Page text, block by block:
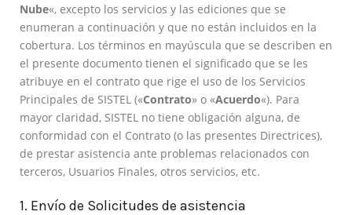
Nube«, excepto los servicios y las ediciones que se
enumeran a continuación y que no están incluidos en la
cobertura. Los términos en mayúscula que se describen en
el presente documento tienen el significado que se les
atribuye en el contrato que rige el uso de los Servicios
Principales de SISTEL («Contrato» o «Acuerdo«). Para
mayor claridad, SISTEL no tiene obligación alguna, de
conformidad con el Contrato (o las presentes Directrices),
de prestar asistencia ante problemas relacionados con
terceros, Usuarios Finales, otros servicios, etc.
1. Envío de Solicitudes de asistencia